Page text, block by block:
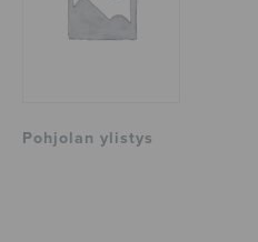
Pohjolan ylistys